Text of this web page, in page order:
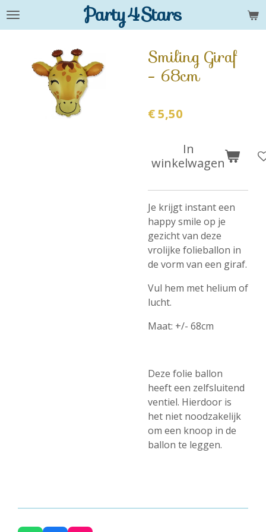
Ga
hoofdinhoud
Party4Stars
Smiling Giraf
- 68cm
€ 5,50
In
winkelwagen
Je krijgt instant een
happy smile op je
gezicht van deze
vrolijke folieballon in
de vorm van een giraf.
Vul hem met helium of
lucht.
Maat: +/- 68cm
Deze folie ballon
heeft een zelfsluitend
ventiel. Hierdoor is
het niet noodzakelijk
om een knoop in de
ballon te leggen.